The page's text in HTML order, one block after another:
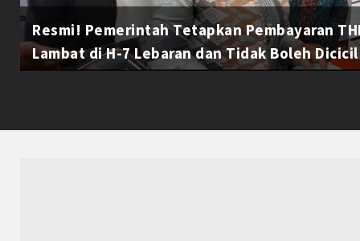
Resmi! Pemerintah Tetapkan Pembayaran
Lambat di H-7 Lebaran dan Tidak Boleh Dicicil